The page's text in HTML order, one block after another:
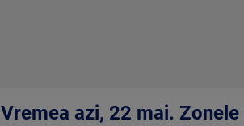
Vremea azi, 22 mai.